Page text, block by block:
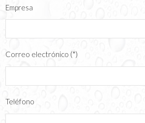
Empresa
Correo electrónico (*)
Teléfono